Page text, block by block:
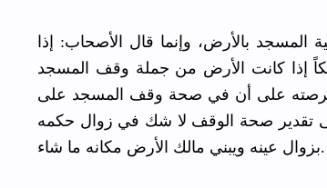
المسجد بالأرض، وإنما قال الأصحاب: إذا
إذا كانت الأرض من جملة وقف المسجد
عرصته على أن في صحة وقف المسجد على
تقدير صحة الوقف لا شك في زوال حكمه
بزوال عينه ويبني مالك الأرض مكانه ما شاء.